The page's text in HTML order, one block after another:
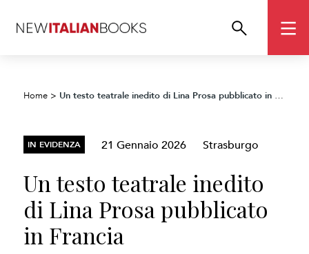
Home > Un testo teatrale inedito di Lina Prosa pubblicato in Francia
IN EVIDENZA 21 Gennaio 2026 Strasburgo
Un testo teatrale inedito
di Lina Prosa pubblicato
in Francia